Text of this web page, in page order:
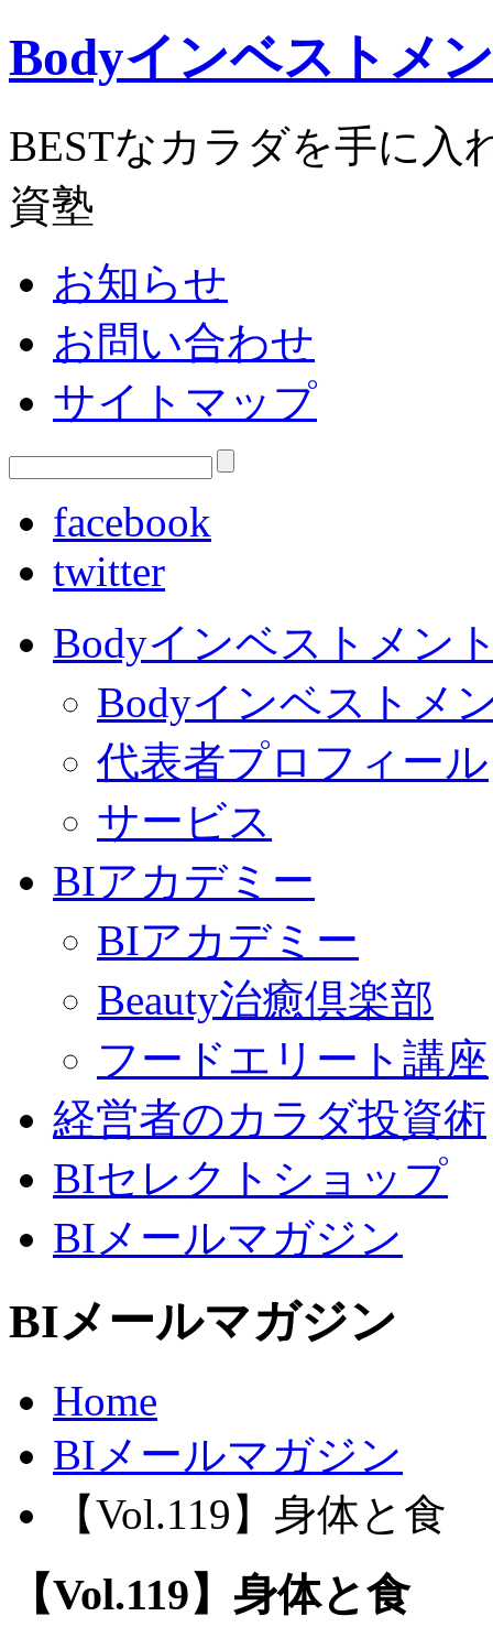
Bodyインベストメ
BESTなカラダを手に入
資塾
お知らせ
お問い合わせ
サイトマップ
facebook
twitter
Bodyインベストメン
Bodyインベストメ
代表者プロフィール
サービス
BIアカデミー
BIアカデミー
Beauty治癒倶楽部
フードエリート講座
経営者のカラダ投資術
BIセレクトショップ
BIメールマガジン
BIメールマガジン
Home
BIメールマガジン
【Vol.119】身体と食
【Vol.119】身体と食